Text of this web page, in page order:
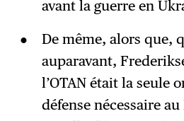
avant la guerre en
De même, alors que,
auparavant,
l’OTAN était la seule
défense nécessaire